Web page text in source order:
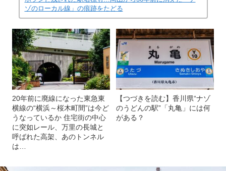
ゾのローカル線」の痕跡をたどる
20年前に廃線になった東急東
横線の“横浜～桜木町間”は今ど
うなっているか 住宅街の中心
に突如レール、万里の長城と
呼ばれた高架、あのトンネル
は…
【つづきを読む】香川県“ナゾ
のうどんの駅”「丸亀」には何
がある？